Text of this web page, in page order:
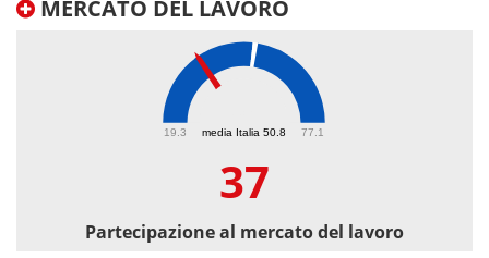
MERCATO DEL LAVORO
media Italia 50.8
19.3 77.1
37
Partecipazione al mercato del lavoro